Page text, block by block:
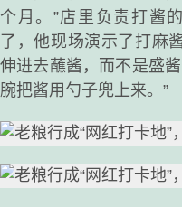
个月。”店里负责打酱
了，他现场演示了打麻
伸进去蘸酱，而不是盛
腕把酱用勺子兜上来。”